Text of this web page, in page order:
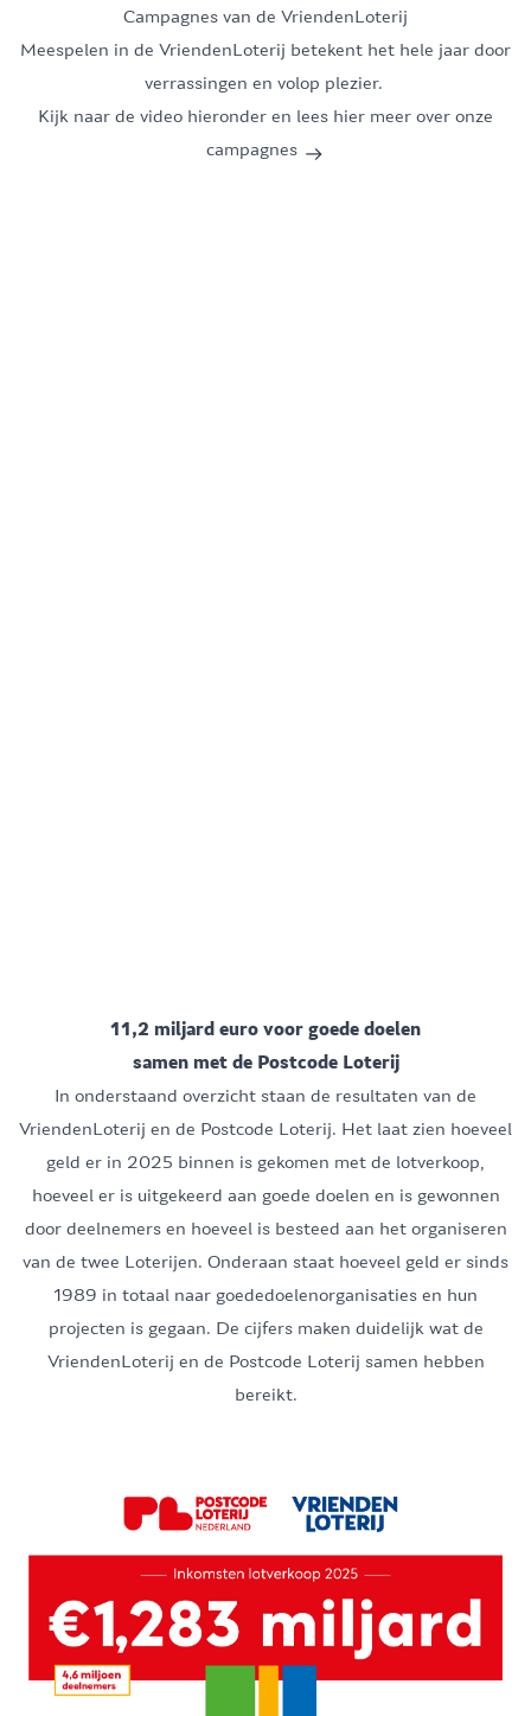
Campagnes van de VriendenLoterij
Meespelen in de VriendenLoterij betekent het hele jaar door
verrassingen en volop plezier.
Kijk naar de video hieronder en lees hier meer over onze
campagnes
11,2 miljard euro voor goede doelen
samen met de Postcode Loterij
In onderstaand overzicht staan de resultaten van de
VriendenLoterij en de Postcode Loterij. Het laat zien hoeveel
geld er in 2025 binnen is gekomen met de lotverkoop,
hoeveel er is uitgekeerd aan goede doelen en is gewonnen
door deelnemers en hoeveel is besteed aan het organiseren
van de twee Loterijen. Onderaan staat hoeveel geld er sinds
1989 in totaal naar goededoelenorganisaties en hun
projecten is gegaan. De cijfers maken duidelijk wat de
VriendenLoterij en de Postcode Loterij samen hebben
bereikt.